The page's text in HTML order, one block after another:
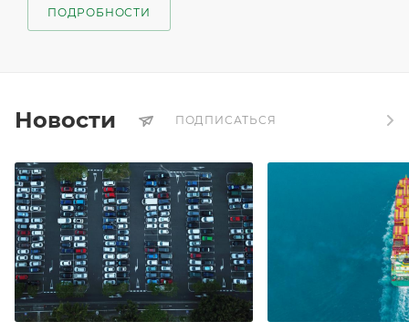
ПОДРОБНОСТИ
Новости ПОДПИСАТЬСЯ